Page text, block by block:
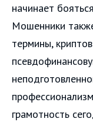
начинает
Мошенники
термины,
грамотность